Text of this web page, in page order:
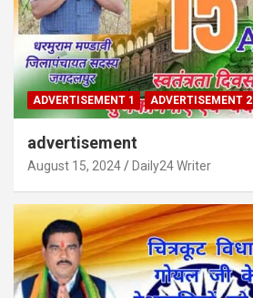
ADVERTISEMENT 1 ADVERTISEMENT 2
advertisement
August 15, 2024 Daily24 Writer